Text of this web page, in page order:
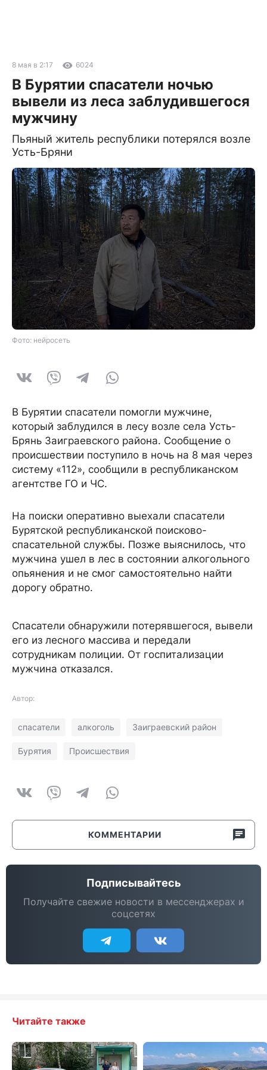
8 мая в 2:17 6024
В Бурятии спасатели ночью
вывели из леса заблудившегося
мужчину
Пьяный житель республики потерялся возле
Усть-Бряни
Фото: нейросеть
В Бурятии спасатели помогли мужчине,
который заблудился в лесу возле села Усть-
Брянь Заиграевского района. Сообщение о
происшествии поступило в ночь на 8 мая через
систему «112», сообщили в республиканском
агентстве ГО и ЧС.
На поиски оперативно выехали спасатели
Бурятской республиканской поисково-
спасательной службы. Позже выяснилось, что
мужчина ушел в лес в состоянии алкогольного
опьянения и не смог самостоятельно найти
дорогу обратно.
Спасатели обнаружили потерявшегося, вывели
его из лесного массива и передали
сотрудникам полиции. От госпитализации
мужчина отказался.
Автор:
спасатели алкоголь Заиграевский район
Бурятия Происшествия
КОММЕНТАРИИ
Подписывайтесь
Получайте свежие новости в мессенджерах и
соцсетях
Читайте также